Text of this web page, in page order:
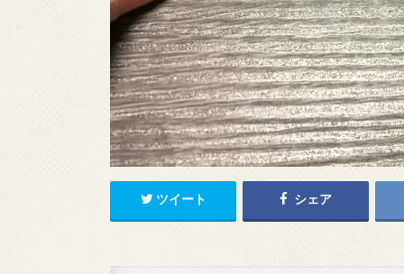
ツイート シェア